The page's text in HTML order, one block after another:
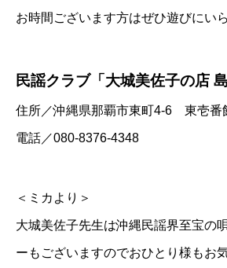
お時間ございます方はぜひ遊びにい
民謡クラブ「大城美佐子の店 島
住所／沖縄県那覇市東町4-6 東壱番
電話／080-8376-4348
＜ミカより＞
大城美佐子先生は沖縄民謡界至宝の
ーもございますのでおひとり様もお